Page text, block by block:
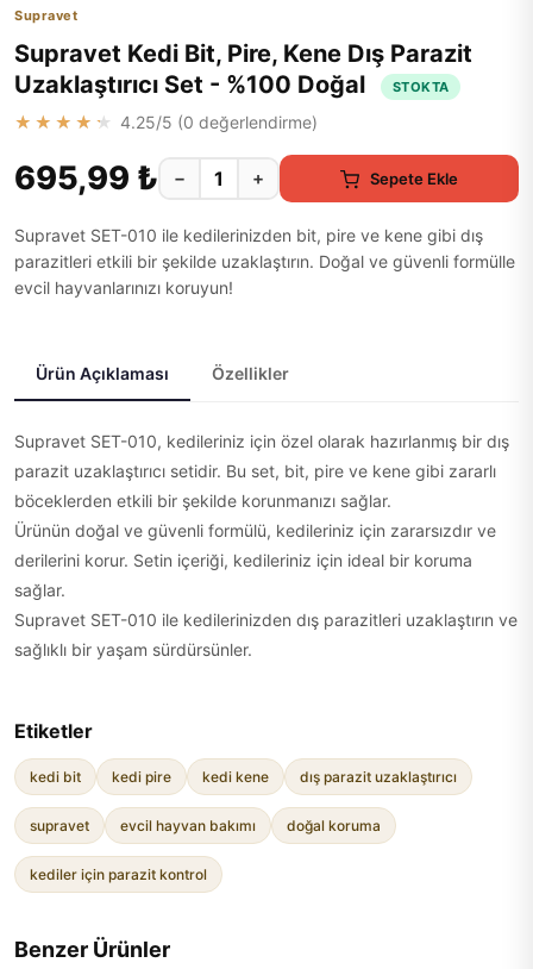
Supravet
Supravet Kedi Bit, Pire, Kene Dış Parazit
Uzaklaştırıcı Set - %100 Doğal
STOKTA
★★★★★ 4.25/5 (0 değerlendirme)
695,99 ₺ − + Sepete Ekle
Supravet SET-010 ile kedilerinizden bit, pire ve kene gibi dış
parazitleri etkili bir şekilde uzaklaştırın. Doğal ve güvenli formülle
evcil hayvanlarınızı koruyun!
Ürün Açıklaması Özellikler
Supravet SET-010, kedileriniz için özel olarak hazırlanmış bir dış
parazit uzaklaştırıcı setidir. Bu set, bit, pire ve kene gibi zararlı
böceklerden etkili bir şekilde korunmanızı sağlar.
Ürünün doğal ve güvenli formülü, kedileriniz için zararsızdır ve
derilerini korur. Setin içeriği, kedileriniz için ideal bir koruma
sağlar.
Supravet SET-010 ile kedilerinizden dış parazitleri uzaklaştırın ve
sağlıklı bir yaşam sürdürsünler.
Etiketler
kedi bit kedi pire kedi kene dış parazit uzaklaştırıcı
supravet evcil hayvan bakımı doğal koruma
kediler için parazit kontrol
Benzer Ürünler